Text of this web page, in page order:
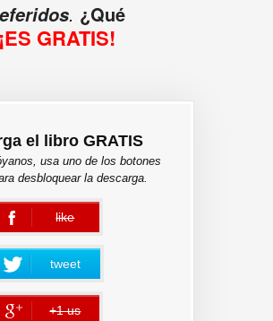
. ¿Qué
¡ES GRATIS!
el libro GRATIS
usa uno de los botones
desbloquear la descarga.
like
error
tweet
+1 us
error